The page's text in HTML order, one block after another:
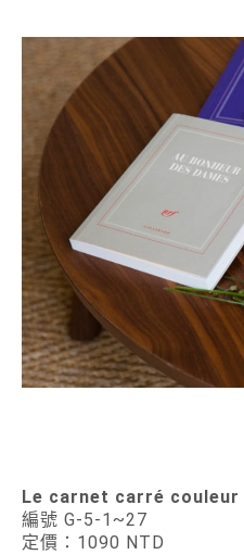
Le carnet carré couleur
編號 G-5-1~27
定價：1090 NTD